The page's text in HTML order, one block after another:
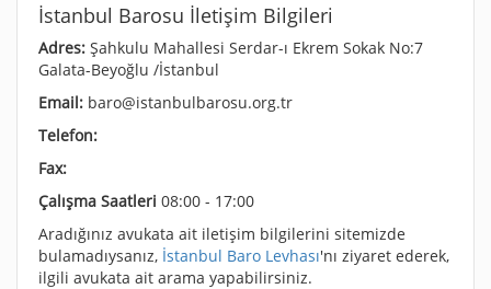
İstanbul Barosu İletişim Bilgileri
Adres: Şahkulu Mahallesi Serdar-ı Ekrem Sokak No:7
Galata-Beyoğlu /İstanbul
Email: baro@istanbulbarosu.org.tr
Telefon:
Fax:
Çalışma Saatleri 08:00 - 17:00
Aradığınız avukata ait iletişim bilgilerini sitemizde
bulamadıysanız, İstanbul Baro Levhası'nı ziyaret ederek,
ilgili avukata ait arama yapabilirsiniz.